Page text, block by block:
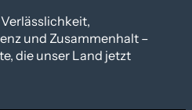
und Zusammenhalt –
die unser Land jetzt